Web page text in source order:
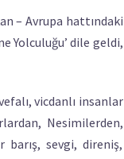
– Avrupa hattındaki
Yolculuğu’ dile geldi,
vicdanlı insanlar
Nesimilerden,
barış, sevgi, direniş,